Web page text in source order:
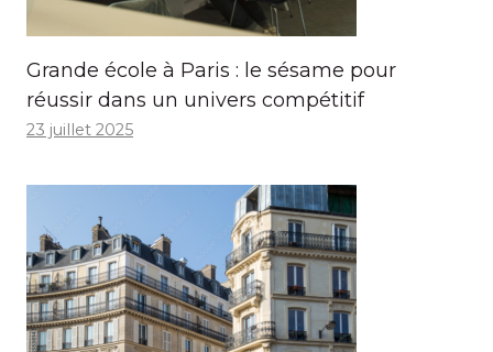
Grande école à Paris : le sésame pour
réussir dans un univers compétitif
23 juillet 2025